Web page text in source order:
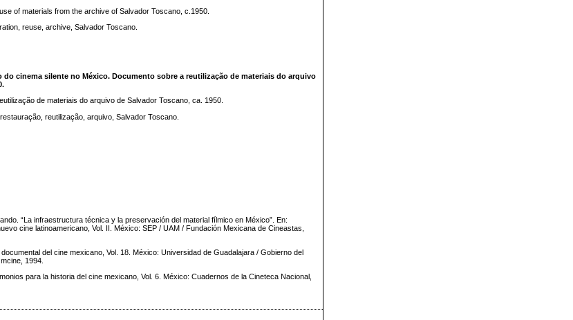
of materials from the archive of Salvador Toscano, c.1950.
reuse, archive, Salvador Toscano.
do cinema silente no México. Documento sobre a reutilização de materiais do arquivo
de materiais do arquivo de Salvador Toscano, ca. 1950.
reutilização, arquivo, Salvador Toscano.
“La infraestructura técnica y la preservación del material fílmico en México”. En:
cine latinoamericano, Vol. II. México: SEP / UAM / Fundación Mexicana de Cineastas,
del cine mexicano, Vol. 18. México: Universidad de Guadalajara / Gobierno del
1994.
para la historia del cine mexicano, Vol. 6. México: Cuadernos de la Cineteca Nacional,